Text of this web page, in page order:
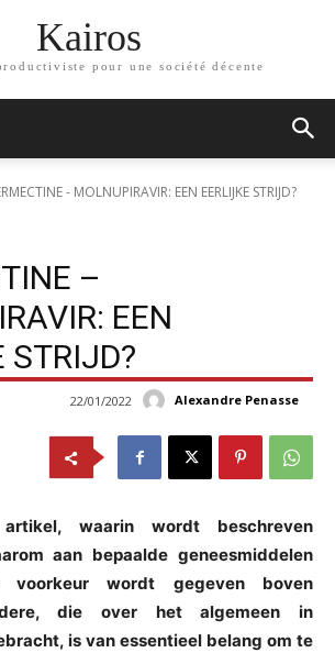
Kairos
pour une société décente
- MOLNUPIRAVIR: EEN EERLIJKE STRIJD?
–
EEN
STRIJD?
Alexandre Penasse
22/01/2022
waarin wordt beschreven
aan bepaalde geneesmiddelen
voorkeur wordt gegeven boven
die over het algemeen in
is van essentieel belang om te